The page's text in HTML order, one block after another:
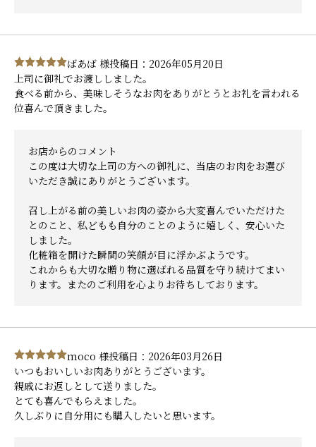
ばあば 様投稿日：2026年05月20日
上司に御礼でお渡ししました。
食べる前から、美味しそうなお肉をありがとうとお礼を言われる
位喜んで頂きました。
お店からのコメント
この度は大切な上司の方への御礼に、当店のお肉をお選び
いただき誠にありがとうございます。
召し上がる前の美しいお肉の姿から大変喜んでいただけた
とのこと、私どもも自分のことのように嬉しく、安心いた
しました。
化粧箱を開けた瞬間の笑顔が目に浮かぶようです。
これからも大切な贈り物に選ばれる品質を守り続けてまい
ります。またのご利用を心よりお待ちしております。
moco 様投稿日：2026年03月26日
いつもおいしいお肉ありがとうございます。
親戚にお返しとして送りました。
とても喜んでもらえました。
久しぶりに自分用にも購入したいと思います。